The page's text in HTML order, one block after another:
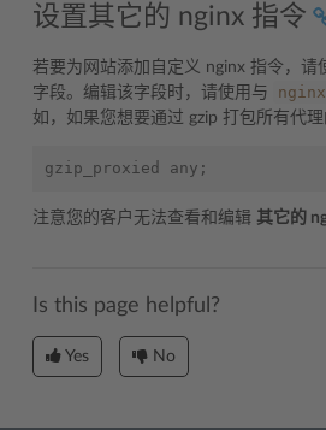
设置其它的 nginx 指令
若要为网站添加自定义 nginx 指令，请
字段。编辑该字段时，请使用与
如，如果您想要通过 gzip 打包所有代理
gzip_proxied any ;
注意您的客户无法查看和编辑 其它的
Is this page helpful?
Yes No